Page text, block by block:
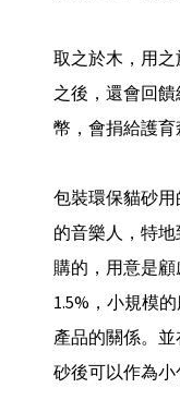
取之於木，用
之後，還會回
幣，會捐給護育
包裝環保貓砂用
的音樂人，特
購的，用意是
1.5%，小規模
產品的關係。
砂後可以作為小